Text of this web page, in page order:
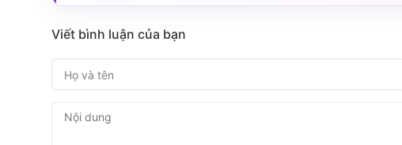
Viết bình luận của bạn